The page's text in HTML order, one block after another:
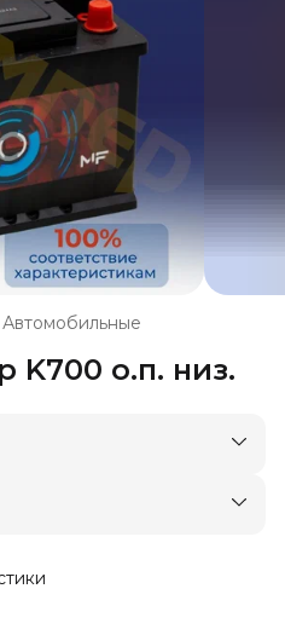
Автомобильные
K700 о.п. низ.
или до двери